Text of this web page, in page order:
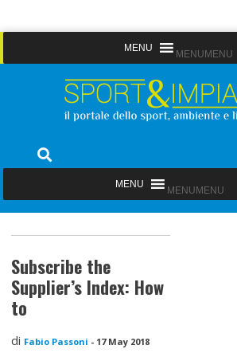
to
MENU MENU
Sport&Impianti
MENU MENU
Subscribe the
Supplier’s Index: How
to
di Fabio Passoni - 17 May 2018